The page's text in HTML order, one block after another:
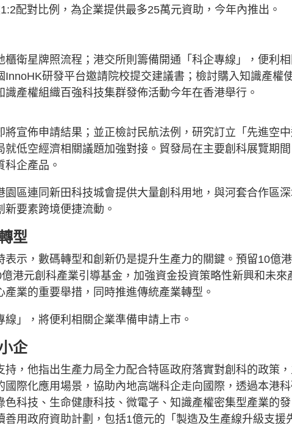
配對比例，為企業提供最多25萬元資助，今年內推出。
衛星牌照流程；港交所則籌備開通「科企專線」，便利
研發平台邀請院校提交建議書；檢討購入知識產權
產權組織百強科技集群發佈活動今年在香港舉行。
宣佈申請結果；並正檢討民航法例，研究訂立「先進空
低空經濟相關議題加強對接。貿發局在主要創科展覽期
企產品。
區連同新田科技城會提供大量創科用地，與河套合作區
要素跨境便捷流動。
型
示，數碼轉型和創新仍是提升生產力的關鍵。預留10億
港元創科產業引導基金，加強資金投資策略性新興和未來
業的重要舉措，同時推進傳統產業轉型。
」，將便利相關企業準備申請上市。
企
，他指出生產力局全力配合特區政府落實對創科的政策
際化應用場景，協助內地高端科企走向國際，透過本港
科技、生命健康科技、微電子、知識產權密集型產業的發
用政府資助計劃，包括1億元的「製造及生產線升級支援